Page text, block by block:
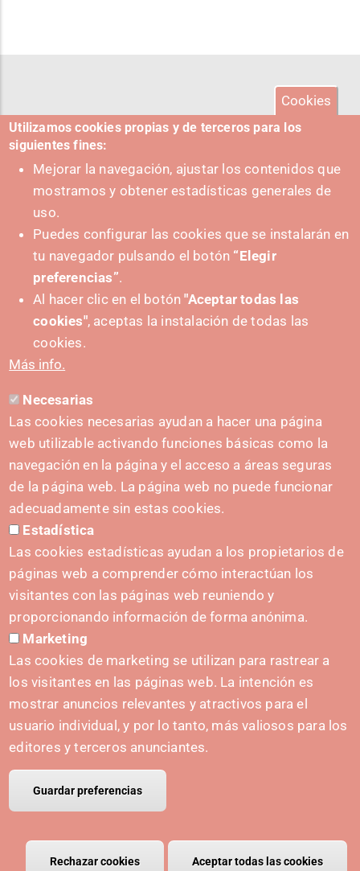
PUSHED FORWARD BY:
CONTACT
hola@irisnavarra.com
(+34) 628 23 12 32
C. del Sadar, 31006 Pamplona
Contact form
Press Kit
INITIATIVES
Navarra Cybersecurity Center
Spain Living Lab
Support for entrepreneurship
© Copyright Polo IRIS. Legal noticePrivacy policy
Cookies policy
Cookies
Utilizamos cookies propias y de terceros para los
siguientes fines:
Mejorar la navegación, ajustar los contenidos que
mostramos y obtener estadísticas generales de
uso.
Puedes configurar las cookies que se instalarán en
tu navegador pulsando el botón “Elegir
preferencias”.
Al hacer clic en el botón"Aceptar todas las
cookies", aceptas la instalación de todas las
cookies.
Más info.
Necesarias
Las cookies necesarias ayudan a hacer una página
web utilizable activando funciones básicas como la
navegación en la página y el acceso a áreas seguras
de la página web. La página web no puede funcionar
adecuadamente sin estas cookies.
Estadística
Las cookies estadísticas ayudan a los propietarios de
páginas web a comprender cómo interactúan los
visitantes con las páginas web reuniendo y
proporcionando información de forma anónima.
Marketing
Las cookies de marketing se utilizan para rastrear a
los visitantes en las páginas web. La intención es
mostrar anuncios relevantes y atractivos para el
usuario individual, y por lo tanto, más valiosos para los
editores y terceros anunciantes.
Guardar preferencias
Rechazar cookies Aceptar todas las cookies
Retirar el consentimiento